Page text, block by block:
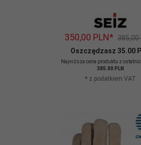
350,00 PLN* 385,00
Oszczędzasz 35.00
Najniższa cena produktu z
385.00 PLN
* z podatkiem VAT